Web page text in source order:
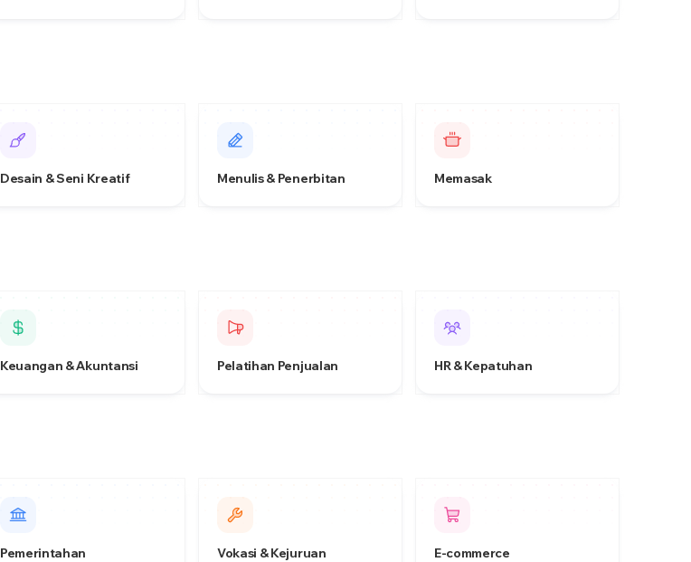
Desain & Seni Kreatif Menulis & Penerbitan Memasak
Keuangan & Akuntansi Pelatihan Penjualan HR & Kepatuhan
Pemerintahan Vokasi & Kejuruan E-commerce